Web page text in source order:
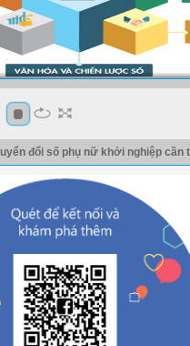
đổi số phụ nữ khởi nghiệp cần